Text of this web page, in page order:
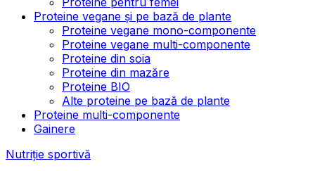
Proteine vegane și pe bază de plante
Proteine vegane mono-componente
Proteine vegane multi-componente
Proteine din soia
Proteine din mazăre
Proteine BIO
Alte proteine pe bază de plante
Proteine multi-componente
Gainere
Nutriție sportivă